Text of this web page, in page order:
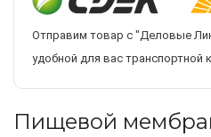
Отправим товар с "Деловые
удобной для вас транспортной
Пищевой